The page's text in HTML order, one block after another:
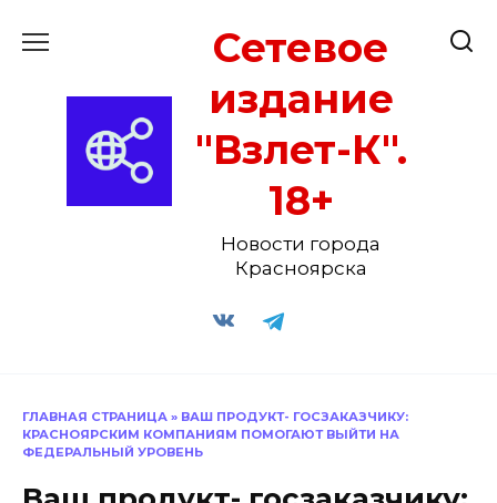
Сетевое
издание
"Взлет-К".
18+
Новости города
Красноярска
ГЛАВНАЯ СТРАНИЦА » ВАШ ПРОДУКТ- ГОСЗАКАЗЧИКУ:
КРАСНОЯРСКИМ КОМПАНИЯМ ПОМОГАЮТ ВЫЙТИ НА
ФЕДЕРАЛЬНЫЙ УРОВЕНЬ